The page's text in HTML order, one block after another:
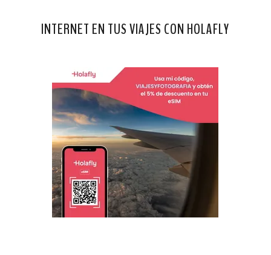
INTERNET EN TUS VIAJES CON HOLAFLY